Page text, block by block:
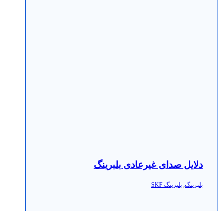
دلایل صدای غیرعادی بلبرینگ
بلبرینگ, بلبرینگ SKF